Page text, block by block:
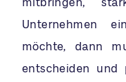
mitbringen,
Unternehmen
möchte, dann
entscheiden und